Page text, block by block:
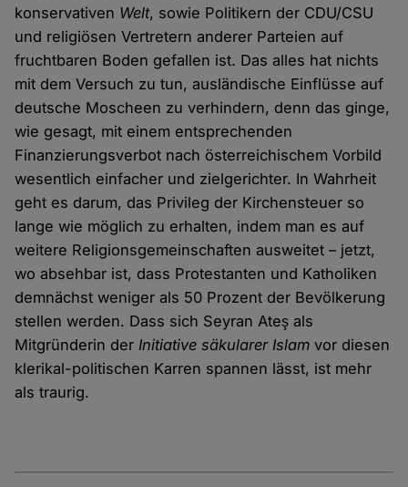
konservativen Welt, sowie Politikern der CDU/CSU
und religiösen Vertretern anderer Parteien auf
fruchtbaren Boden gefallen ist. Das alles hat nichts
mit dem Versuch zu tun, ausländische Einflüsse auf
deutsche Moscheen zu verhindern, denn das ginge,
wie gesagt, mit einem entsprechenden
Finanzierungsverbot nach österreichischem Vorbild
wesentlich einfacher und zielgerichter. In Wahrheit
geht es darum, das Privileg der Kirchensteuer so
lange wie möglich zu erhalten, indem man es auf
weitere Religionsgemeinschaften ausweitet – jetzt,
wo absehbar ist, dass Protestanten und Katholiken
demnächst weniger als 50 Prozent der Bevölkerung
stellen werden. Dass sich Seyran Ateş als
Mitgründerin derInitiative säkularer Islam vor diesen
klerikal-politischen Karren spannen lässt, ist mehr
als traurig.